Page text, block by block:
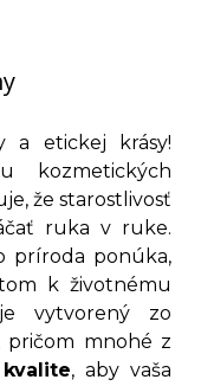
a etickej krásy!
kozmetických
že starostlivosť
ruka v ruke.
príroda ponúka,
k životnému
vytvorený zo
pričom mnohé z
, aby vaša